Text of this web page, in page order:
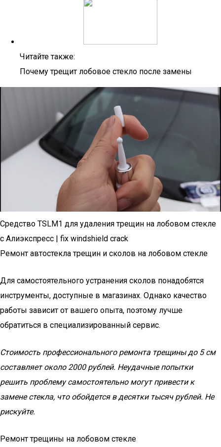
Читайте также:
Почему трещит лобовое стекло после замены
Средство TSLM1 для удаления трещин на лобовом стекле
с Алиэкспресс | fix windshield crack
Ремонт автостекла трещин и сколов на лобовом стекле
Для самостоятельного устранения сколов понадобятся
инструменты, доступные в магазинах. Однако качество
работы зависит от вашего опыта, поэтому лучше
обратиться в специализированный сервис.
Стоимость профессионального ремонта трещины до 5 см
составляет около 2000 рублей. Неудачные попытки
решить проблему самостоятельно могут привести к
замене стекла, что обойдется в десятки тысяч рублей. Не
рискуйте.
Ремонт трещины на лобовом стекле